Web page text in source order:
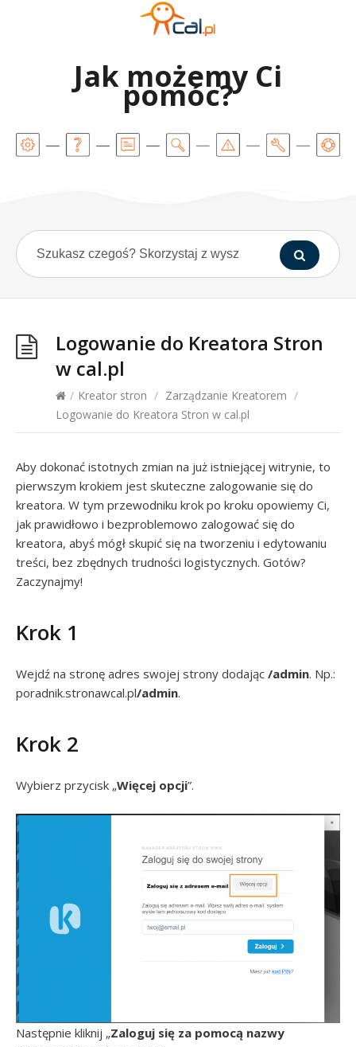
Jak możemy Ci
pomóc?
Logowanie do Kreatora Stron
w cal.pl
/ Kreator stron / Zarządzanie Kreatorem /
Logowanie do Kreatora Stron w cal.pl
Aby dokonać istotnych zmian na już istniejącej witrynie, to
pierwszym krokiem jest skuteczne zalogowanie się do
kreatora. W tym przewodniku krok po kroku opowiemy Ci,
jak prawidłowo i bezproblemowo zalogować się do
kreatora, abyś mógł skupić się na tworzeniu i edytowaniu
treści, bez zbędnych trudności logistycznych. Gotów?
Zaczynajmy!
Krok 1
Wejdź na stronę adres swojej strony dodając /admin. Np.:
poradnik.stronawcal.pl/admin.
Krok 2
Wybierz przycisk „Więcej opcji”.
Następnie kliknij „Zaloguj się za pomocą nazwy